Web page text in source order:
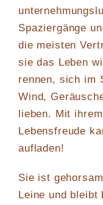
Spaziergänge
die meisten
sie das Leben
rennen, sich im
Wind,
lieben. Mit
Lebensfreude
aufladen!
Sie ist
Leine und bleibt